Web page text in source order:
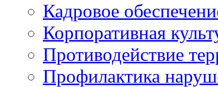
Кадровое
Корпоративная
Противодействие
Профилактика